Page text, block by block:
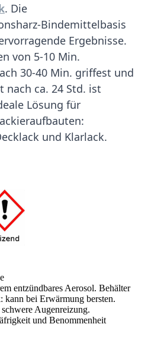
. Die
Bindemittelbasis
Ergebnisse.
von 5-10 Min.
30-40 Min. griffest und
nach ca. 24 Std. ist
Lösung für
und Klarlack.
entzündbares Aerosol. Behälter
kann bei Erwärmung bersten.
Augenreizung.
und Benommenheit